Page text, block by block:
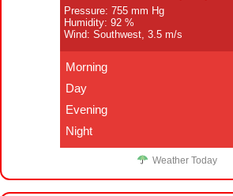
Pressure: 755 mm Hg
Humidity: 92 %
Wind: Southwest, 3.5 m/s
Morning
Day
Evening
Night
Weather Today